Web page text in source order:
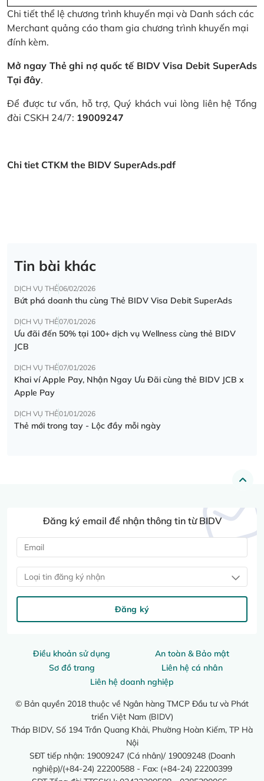
Chi tiết thể lệ chương trình khuyến mại và Danh sách các
Merchant quảng cáo tham gia chương trình khuyến mại
đính kèm.
Mở ngay Thẻ ghi nợ quốc tế BIDV Visa Debit SuperAds
Tại đây.
Để được tư vấn, hỗ trợ, Quý khách vui lòng liên hệ Tổng
đài CSKH 24/7: 19009247
Chi tiet CTKM the BIDV SuperAds.pdf
Tin bài khác
DỊCH VỤ THẺ06/02/2026
Bứt phá doanh thu cùng Thẻ BIDV Visa Debit SuperAds
DỊCH VỤ THẺ07/01/2026
Ưu đãi đến 50% tại 100+ dịch vụ Wellness cùng thẻ BIDV
JCB
DỊCH VỤ THẺ07/01/2026
Khai ví Apple Pay, Nhận Ngay Ưu Đãi cùng thẻ BIDV JCB x
Apple Pay
DỊCH VỤ THẺ01/01/2026
Thẻ mới trong tay - Lộc đầy mỗi ngày
Điều khoản sử dụng
An toàn & Bảo mật
Sơ đồ trang
Liên hệ cá nhân
Liên hệ doanh nghiệp
© Bản quyền 2018 thuộc về Ngân hàng TMCP Đầu tư và Phát
triển Việt Nam (BIDV)
Tháp BIDV, Số 194 Trần Quang Khải, Phường Hoàn Kiếm, TP Hà
Nội
SĐT tiếp nhận: 19009247 (Cá nhân)/ 19009248 (Doanh
nghiệp)/(+84-24) 22200588 - Fax: (+84-24) 22200399
Đăng ký email để nhận thông tin từ BIDV
Loại tin đăng ký nhận
Đăng ký